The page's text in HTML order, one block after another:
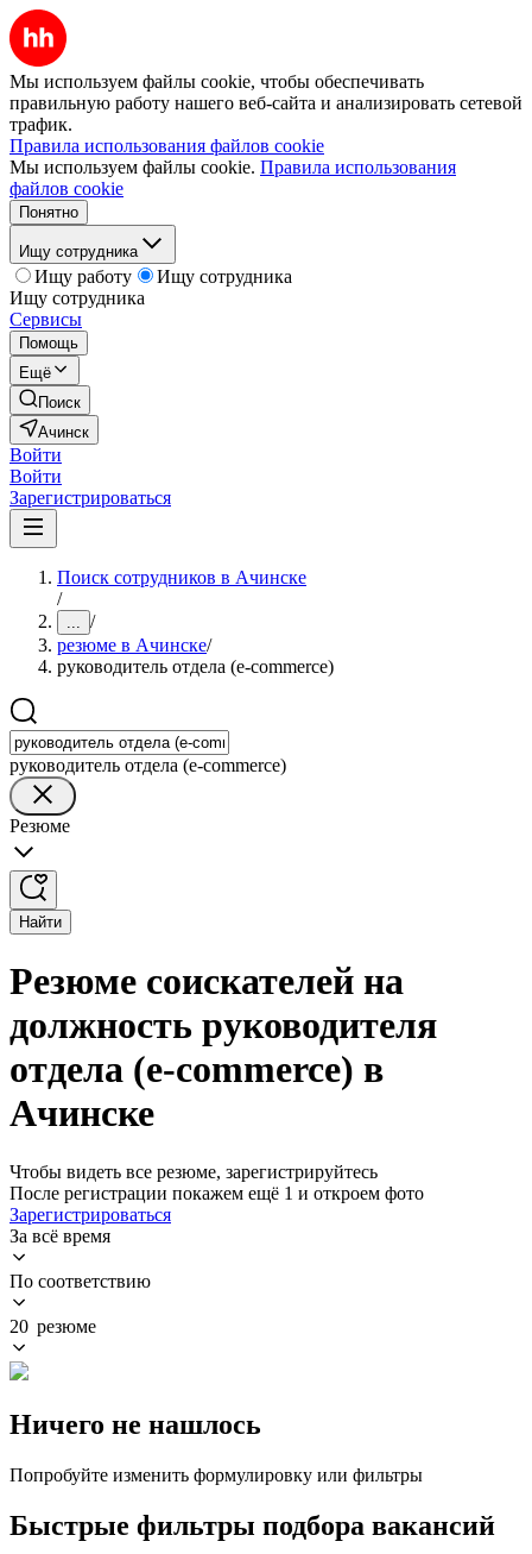
Мы используем файлы cookie, чтобы обеспечивать
правильную работу нашего веб-сайта и анализировать сетевой
трафик.
Правила использования файлов cookie
Мы используем файлы cookie. Правила использования
файлов cookie
Понятно
Ищу сотрудника
Ищу работу
Ищу сотрудника
Ищу сотрудника
Сервисы
Помощь
Ещё
Поиск
Ачинск
Войти
Войти
Зарегистрироваться
Поиск сотрудников в Ачинске
/
... /
резюме в Ачинске/
руководитель отдела (e-commerce)
руководитель отдела (e-commerce)
Резюме
Найти
Резюме соискателей на
должность руководителя
отдела (e-commerce) в
Ачинске
Чтобы видеть все резюме, зарегистрируйтесь
После регистрации покажем ещё 1 и откроем фото
Зарегистрироваться
За всё время
По соответствию
20 резюме
Ничего не нашлось
Попробуйте изменить формулировку или фильтры
Быстрые фильтры подбора вакансий